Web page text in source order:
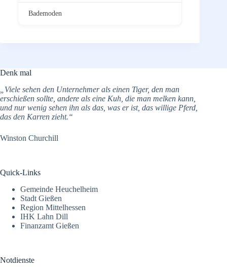
Bademoden
Denk mal
„Viele sehen den Unternehmer als einen Tiger, den man
erschießen sollte, andere als eine Kuh, die man melken kann,
und nur wenig sehen ihn als das, was er ist, das willige Pferd,
das den Karren zieht.“
Winston Churchill
Quick-Links
Gemeinde Heuchelheim
Stadt Gießen
Region Mittelhessen
IHK Lahn Dill
Finanzamt Gießen
Notdienste